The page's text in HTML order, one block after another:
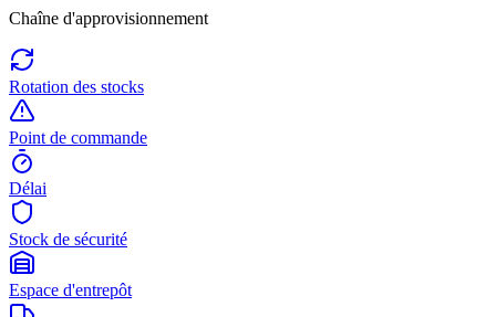
Chaîne d'approvisionnement
Rotation des stocks
Point de commande
Délai
Stock de sécurité
Espace d'entrepôt